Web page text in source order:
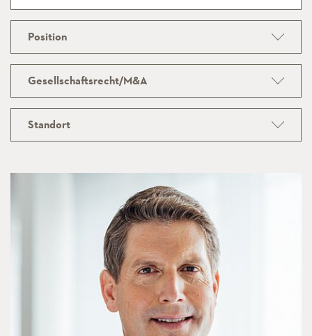
Position
Gesellschaftsrecht/M&A
Standort